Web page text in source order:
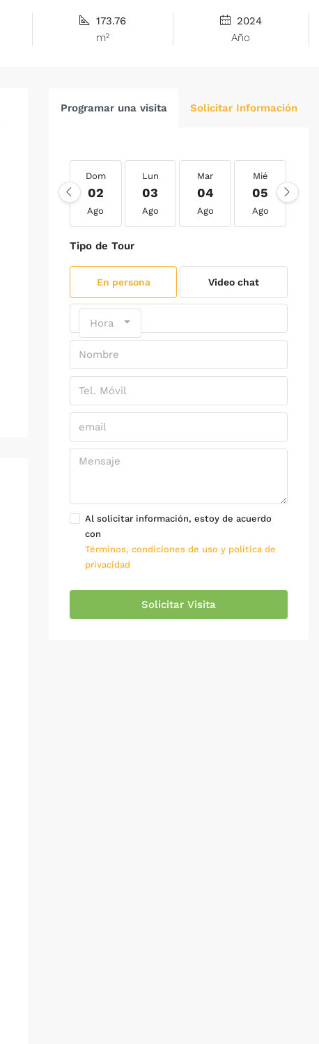
173.76
m²
2024
Año
Programar una visita Solicitar Información
Dom
02
Ago
Lun
03
Ago
Mar
04
Ago
Mié
05
Ago
Tipo de Tour
En persona Video chat
Hora
Al solicitar información, estoy de acuerdo
con
Términos, condiciones de uso y política de
privacidad
Solicitar Visita